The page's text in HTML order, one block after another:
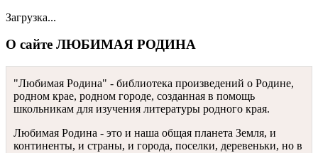
Загрузка...
О сайте ЛЮБИМАЯ РОДИНА
"Любимая Родина" - библиотека произведений о Родине,
родном крае, родном городе, созданная в помощь
школьникам для изучения литературы родного края.
Любимая Родина - это и наша общая планета Земля, и
континенты, и страны, и города, поселки, деревеньки, но в